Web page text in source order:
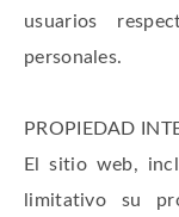
usuarios
personales.
PROPIEDAD
El sitio web,
limitativo su